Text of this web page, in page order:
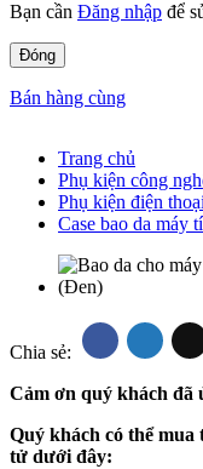
Bạn cần Đăng nhập để
Đóng
Bán hàng cùng
Trang chủ
Phụ kiện công
Phụ kiện điện
Case bao da máy
Chia sẻ:
Cảm ơn quý khách đã
Quý khách có thể
tử dưới đây: